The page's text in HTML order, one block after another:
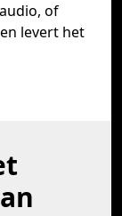
of
levert het